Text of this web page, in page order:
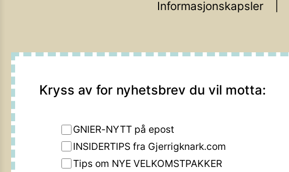
Informasjonskapsler
Kryss av for nyhetsbrev du vil motta:
GNIER-NYTT på epost
INSIDERTIPS fra Gjerrigknark.com
Tips om NYE VELKOMSTPAKKER